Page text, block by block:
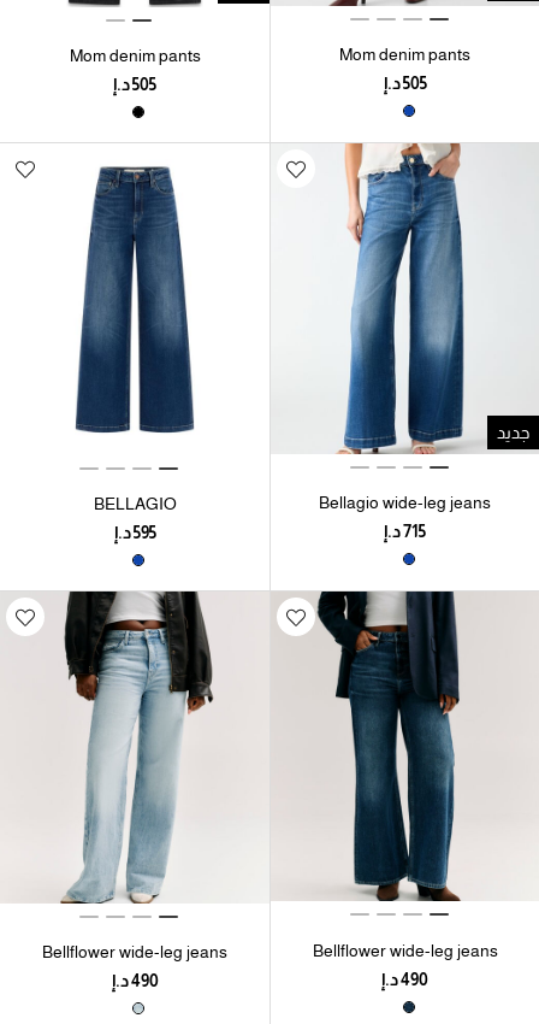
Mom denim pants
⁦505⁩ د.إ
Mom denim pants
جديد
Bellagio wide-leg jeans
BELLAGIO
⁦595⁩ د.إ
Bellflower wide-leg jeans
Bellflower wide-leg jeans
⁦490⁩ د.إ